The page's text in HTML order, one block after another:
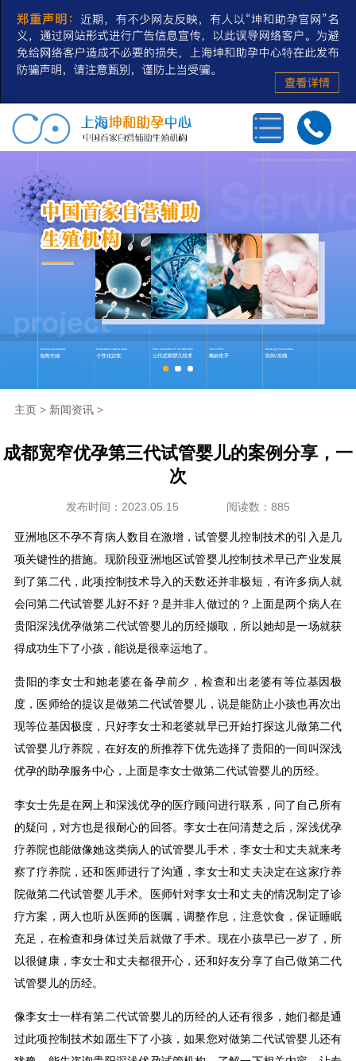
第三方辅助生殖
私人定制
冻卵/冻精
新闻资讯
走进坤和
联系我们
主页> 新闻资讯>
成都宽窄优孕第三代试管婴儿的案例分享，一
次
发布时间：2023.05.15 阅读数：885
亚洲地区不孕不育病人数目在激增，试管婴儿控制技术的引入是几
项关键性的措施。现阶段亚洲地区试管婴儿控制技术早已产业发展
到了第二代，此项控制技术导入的天数还并非极短，有许多病人就
会问第二代试管婴儿好不好？是并非人做过的？上面是两个病人在
贵阳深浅优孕做第二代试管婴儿的历经撷取，所以她却是一场就获
得成功生下了小孩，能说是很幸运地了。
贵阳的李女士和她老婆在备孕前夕，检查和出老婆有等位基因极
度，医师给的提议是做第二代试管婴儿，说是能防止小孩也再次出
现等位基因极度，只好李女士和老婆就早已开始打探这儿做第二代
试管婴儿疗养院，在好友的所推荐下优先选择了贵阳的一间叫深浅
优孕的助孕服务中心，上面是李女士做第二代试管婴儿的历经。
李女士先是在网上和深浅优孕的医疗顾问进行联系，问了自己所有
的疑问，对方也是很耐心的回答。李女士在问清楚之后，深浅优孕
疗养院也能做像她这类病人的试管婴儿手术，李女士和丈夫就来考
察了疗养院，还和医师进行了沟通，李女士和丈夫决定在这家疗养
院做第二代试管婴儿手术。医师针对李女士和丈夫的情况制定了诊
疗方案，两人也听从医师的医嘱，调整作息，注意饮食，保证睡眠
充足，在检查和身体过关后就做了手术。现在小孩早已一岁了，所
以很健康，李女士和丈夫都很开心，还和好友分享了自己做第二代
试管婴儿的历经。
像李女士一样有第二代试管婴儿的历经的人还有很多，她们都是通
过此项控制技术如愿生下了小孩，如果您对做第二代试管婴儿还有